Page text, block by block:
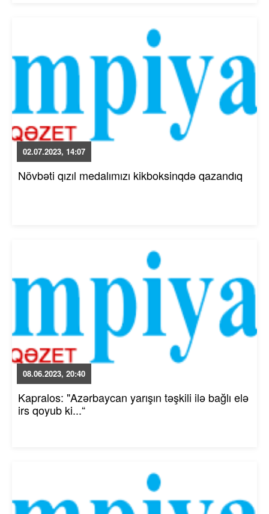
02.07.2023, 14:07
Növbəti qızıl medalımızı kikboksinqdə qazandıq
08.06.2023, 20:40
Kapralos: "Azərbaycan yarışın təşkili ilə bağlı elə
irs qoyub ki...“